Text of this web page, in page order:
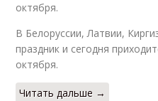
октября.
В Белоруссии, Латвии,
праздник и сегодня
октября.
Читать дальше →